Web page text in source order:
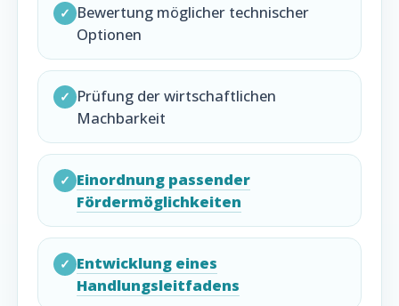
✓ Bewertung möglicher technischer
Optionen
✓ Prüfung der wirtschaftlichen
Machbarkeit
✓ Einordnung passender
Fördermöglichkeiten
✓ Entwicklung eines
Handlungsleitfadens